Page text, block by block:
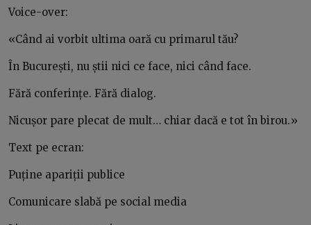
Voice-over:
«Când ai vorbit ultima oară cu primarul tău?
În București, nu știi nici ce face, nici când face.
Fără conferințe. Fără dialog.
Nicușor pare plecat de mult… chiar dacă e tot în birou.»
Text pe ecran:
Puține apariții publice
Comunicare slabă pe social media